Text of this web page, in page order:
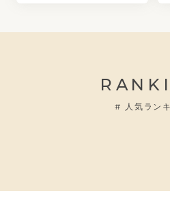
# 人気ラン